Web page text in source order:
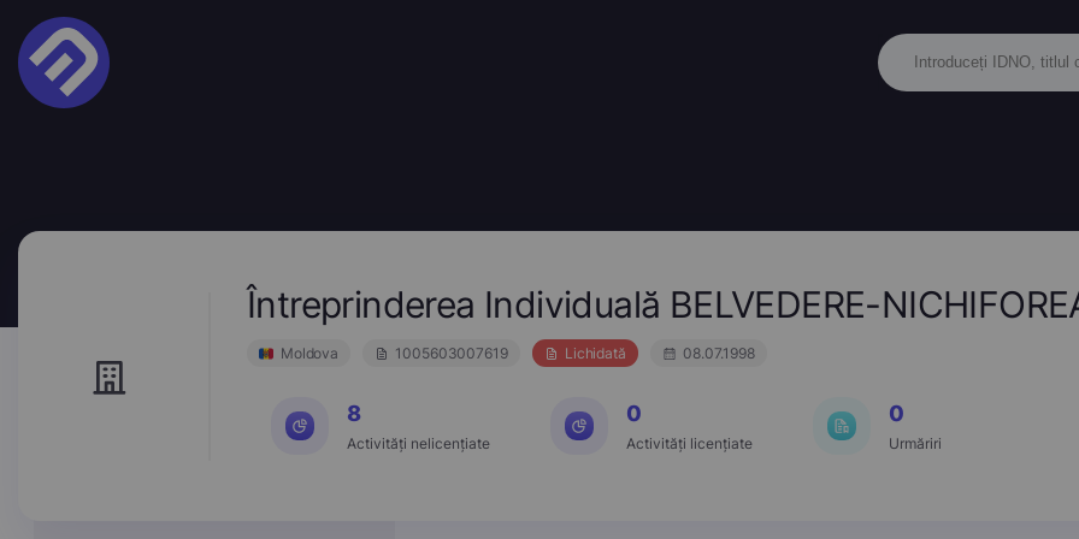
Întreprinderea Individuală BELVEDERE-
Moldova 1005603007619 Lichidată 08.07.1998
8
Activități nelicențiate
0
Activități licențiate
0
Urmăriri